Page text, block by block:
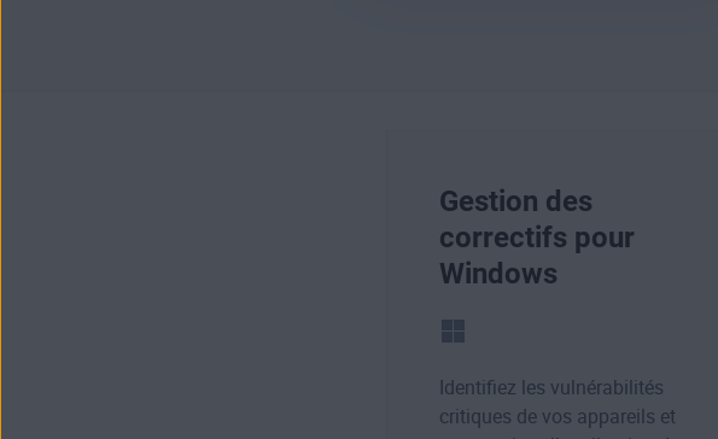
Gestion des
correctifs pour
Windows
Identifiez les vulnérabilités
critiques de vos appareils et